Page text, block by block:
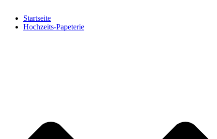
Startseite
Hochzeits-Papeterie